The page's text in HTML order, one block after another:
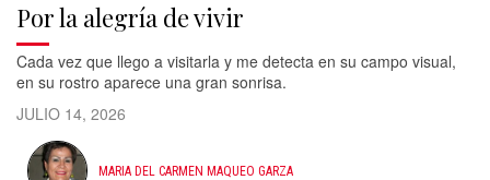
Por la alegría de vivir
Cada vez que llego a visitarla y me detecta en su campo visual,
en su rostro aparece una gran sonrisa.
JULIO 14, 2026
MARIA DEL CARMEN MAQUEO GARZA